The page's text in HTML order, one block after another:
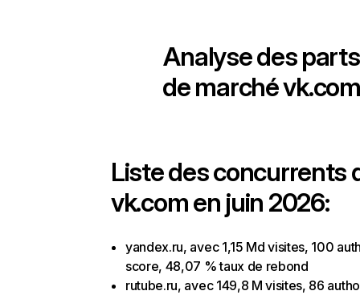
Analyse des parts
de marchévk.com
Liste des concurrents
vk.com en juin 2026:
yandex.ru, avec 1,15 Md visites, 100
score, 48,07 % taux de rebond
rutube.ru, avec 149,8 M visites, 86